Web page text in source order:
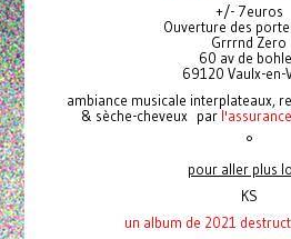
+/- 7euros
Ouverture des
Grrrnd Zero
60 av de
69120 Vaulx-en-
ambiance musicale interplateaux,
& sèche-cheveux par
°
pour aller plus
KS
un album de 2021